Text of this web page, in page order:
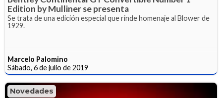
Edition by Mulliner se presenta
Se trata de una edición especial que rinde homenaje al Blower de
1929.
Marcelo Palomino
Sábado, 6 de julio de 2019
Novedades